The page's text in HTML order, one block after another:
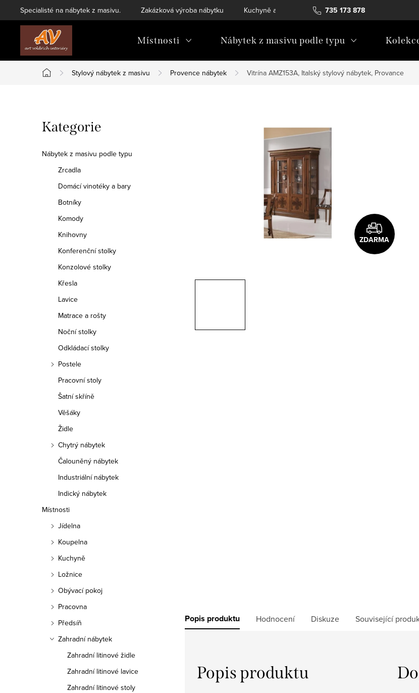
na
735 173 878
Specialisté na nábytek z masivu. Zakázková výroba nábytku Kuchyně a vestavný nábytek Katalogy ke stažení
Místnosti Nábytek z masivu podle typu
Domů
Stylový nábytek z masivu Provence nábytek Vitrína AMZ153A, Italský stylový nábytek, Provance
o
s
Přeskočit
kategorie
Kategorie
Nábytek z masivu podle typu
Zrcadla
Domácí vinotéky a bary
Botníky
Komody
Knihovny
Konferenční stolky
Konzolové stolky
Křesla
Lavice
Matrace a rošty
Noční stolky
Odkládací stolky
Postele
Pracovní stoly
Šatní skříně
Věšáky
Židle
Chytrý nábytek
Čalouněný nábytek
Industriální nábytek
Indický nábytek
Místnosti
Jídelna
Koupelna
Kuchyně
Ložnice
Obývací pokoj
Pracovna
Předsíň
Zahradní nábytek
Zahradní litinové židle
Zahradní litinové lavice
Zahradní litinové stoly
ZDARMA
Popis produktu Hodnocení Diskuze Související
Popis produktu